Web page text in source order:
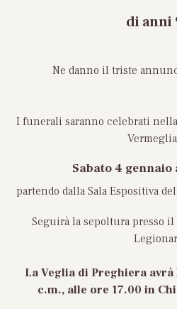
di anni
Ne danno il triste
I funerali saranno celebrati nella
Sabato 4 gennaio
partendo dalla Sala Espositiva
Seguirà la sepoltura presso
La Veglia di Preghiera avrà
c.m., alle ore 17.00 in